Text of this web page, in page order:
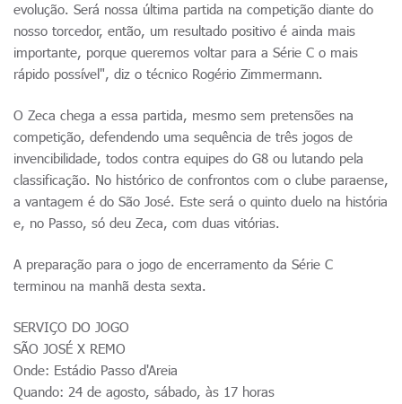
evolução. Será nossa última partida na competição diante do
nosso torcedor, então, um resultado positivo é ainda mais
importante, porque queremos voltar para a Série C o mais
rápido possível", diz o técnico Rogério Zimmermann.
O Zeca chega a essa partida, mesmo sem pretensões na
competição, defendendo uma sequência de três jogos de
invencibilidade, todos contra equipes do G8 ou lutando pela
classificação. No histórico de confrontos com o clube paraense,
a vantagem é do São José. Este será o quinto duelo na história
e, no Passo, só deu Zeca, com duas vitórias.
A preparação para o jogo de encerramento da Série C
terminou na manhã desta sexta.
SERVIÇO DO JOGO
SÃO JOSÉ X REMO
Onde: Estádio Passo d'Areia
Quando: 24 de agosto, sábado, às 17 horas